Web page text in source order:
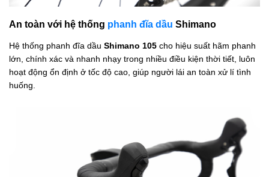
An toàn với hệ thống phanh đĩa dầu Shimano
Hệ thống phanh đĩa dầu Shimano 105 cho hiệu suất hãm phanh
lớn, chính xác và nhanh nhạy trong nhiều điều kiện thời tiết, luôn
hoạt động ổn định ở tốc độ cao, giúp người lái an toàn xử lí tình
huống.